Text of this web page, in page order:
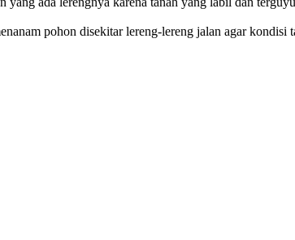
pohon disekitar lereng-lereng jalan agar